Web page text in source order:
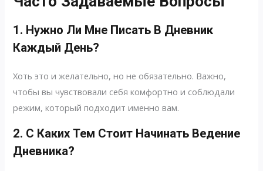
1. Нужно Ли Мне Писать В Дневник
Каждый День?
Хоть это и желательно, но не обязательно. Важно,
чтобы вы чувствовали себя комфортно и соблюдали
режим, который подходит именно вам.
2. С Каких Тем Стоит Начинать Ведение
Дневника?